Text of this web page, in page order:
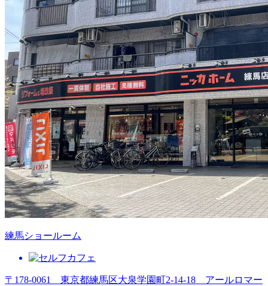
練馬ショールーム
〒178-0061 東京都練馬区大泉学園町2-14-18 アールロマー